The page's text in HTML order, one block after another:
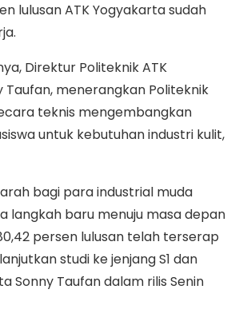
lulusan ATK Yogyakarta sudah
Direktur Politeknik ATK
Taufan, menerangkan Politeknik
teknis mengembangkan
untuk kebutuhan industri kulit,
bagi para industrial muda
langkah baru menuju masa depan
persen lulusan telah terserap
studi ke jenjang S1 dan
Sonny Taufan dalam rilis Senin